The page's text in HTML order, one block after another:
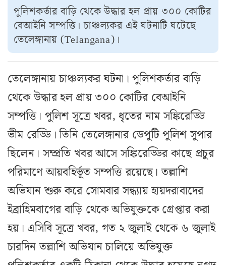
পুলিশকর্তার বাড়ি থেকে উদ্ধার হল প্রায় ৩০০ কোটির
বেআইনি সম্পত্তি। চাঞ্চল্যকর এই ঘটনাটি ঘটেছে
তেলেঙ্গানায় (Telangana)।
তেলেঙ্গানায় চাঞ্চল্যকর ঘটনা। পুলিশকর্তার বাড়ি
থেকে উদ্ধার হল প্রায় ৩০০ কোটির বেআইনি
সম্পত্তি। পুলিশ সূত্রে খবর, ধৃতের নাম সঙ্কিরেড্ডি
ভীম রেড্ডি। তিনি তেলেঙ্গানার ডেপুটি পুলিশ সুপার
ছিলেন। সম্প্রতি খবর আসে সঙ্কিরেড্ডির কাছে প্রচুর
পরিমাণে আয়বহির্ভূত সম্পত্তি রয়েছে। তল্লাশি
অভিযান শুরু করে সোমবার সন্ধ্যায় হায়দরাবাদের
ইব্রাহিমবাগের বাড়ি থেকে অভিযুক্তকে গ্রেপ্তার করা
হয়। এসিবি সূত্রে খবর, গত ২ জুলাই থেকে ৬ জুলাই
চারদিন তল্লাশি অভিযান চালিয়ে অভিযুক্ত